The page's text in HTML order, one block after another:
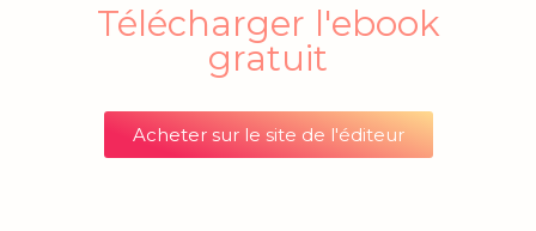
Télécharger l'ebook
gratuit
Acheter sur le site de l'éditeur